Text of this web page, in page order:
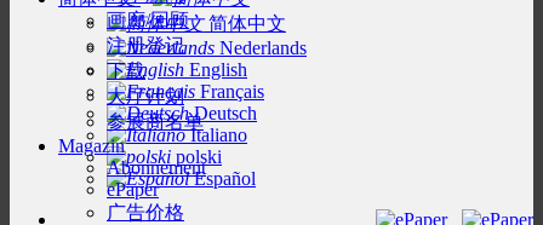
简体中文
Nederlands
English
Français
Deutsch
Italiano
polski
Español
画廊/回顾
注册登记
下载
大厅计划
参展商名单
Magazin
Abonnement
ePaper
广告价格